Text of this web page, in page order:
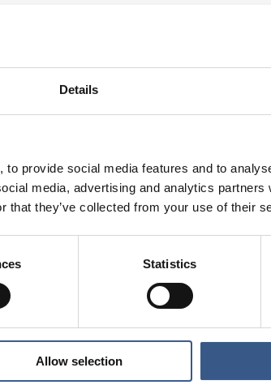
Details
provide social media features and to
media, advertising and analytics partners
that they’ve collected from your use of their
Statistics
Allow selection
som möter ensamkommande barn och
om ensamkommande barn